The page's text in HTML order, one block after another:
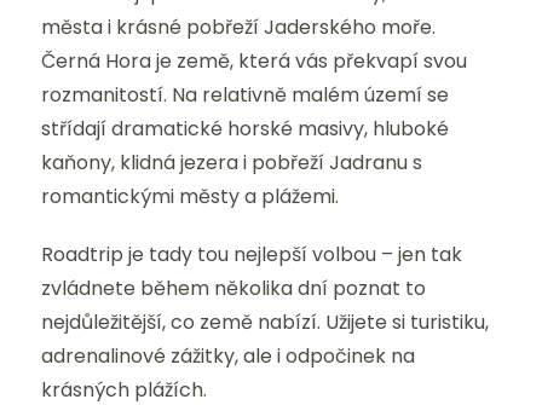
města i krásné pobřeží Jaderského moře.
Černá Hora je země, která vás překvapí svou
rozmanitostí. Na relativně malém území se
střídají dramatické horské masivy, hluboké
kaňony, klidná jezera i pobřeží Jadranu s
romantickými městy a plážemi.
Roadtrip je tady tou nejlepší volbou – jen tak
zvládnete během několika dní poznat to
nejdůležitější, co země nabízí. Užijete si turistiku,
adrenalinové zážitky, ale i odpočinek na
krásných plážích.